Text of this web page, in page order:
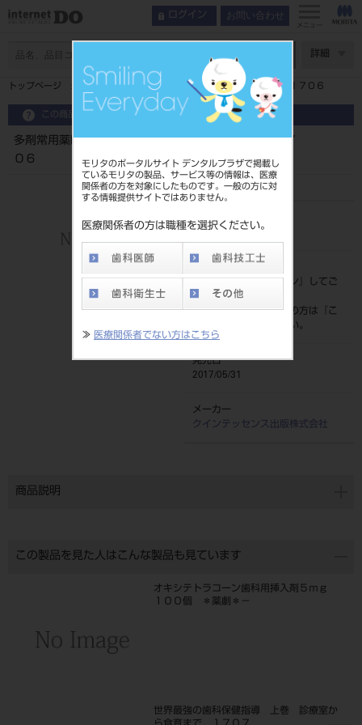
モリタのポータルサイト デンタルプラザで掲載し
ているモリタの製品、サービス等の情報は、医療
関係者の方を対象にしたものです。一般の方に対
する情報提供サイトではありません。
医療関係者の方は職種を選択ください。
≫ 医療関係者でない方はこちら
ログイン お問い合わせ
メニュー
詳細
トップページ 多剤常用薬時代の歯科診療室における局所麻酔管理１７０６
この商品に関するお問い合わせ
多剤常用薬時代の歯科診療室における局所麻酔管理１７
０６
品目コード
208050781
ログイン
』してご
覧ください。
ネット会員登録がまだの方は『
こ
』より登録ください。
発売日
2017/05/31
メーカー
クインテッセンス出版株式会社
商品説明
この製品を見た人はこんな製品も見ています
オキシテトラコーン歯科用挿入剤５ｍｇ
１００個 ＊薬劇＊－
世界最強の歯科保健指導 上巻 診療室か